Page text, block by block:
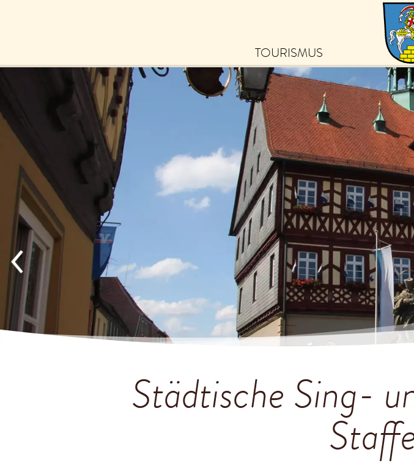
TOURISMUS
Städtische Sing-
Bleiben Sie auf dem
Laufenden über die schönsten
Erlebnisse in Bad Staffelstein
– von Veranstaltungen und
Tipps zu Ausflugszielen bis hin
zu exklusiven Angeboten und
Neuigkeiten.
Zum Newsletter anmelden